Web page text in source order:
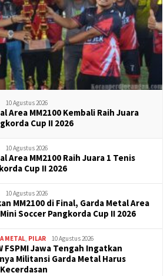
10 Agustus 2026
Area MM2100 Kembali Raih Juara
Cup II 2026
10 Agustus 2026
Area MM2100 Raih Juara 1 Tenis
Cup II 2026
10 Agustus 2026
MM2100 di Final, Garda Metal Area
Soccer Pangkorda Cup II 2026
METAL, PILAR 10 Agustus 2026
FSPMI Jawa Tengah Ingatkan
Militansi Garda Metal Harus